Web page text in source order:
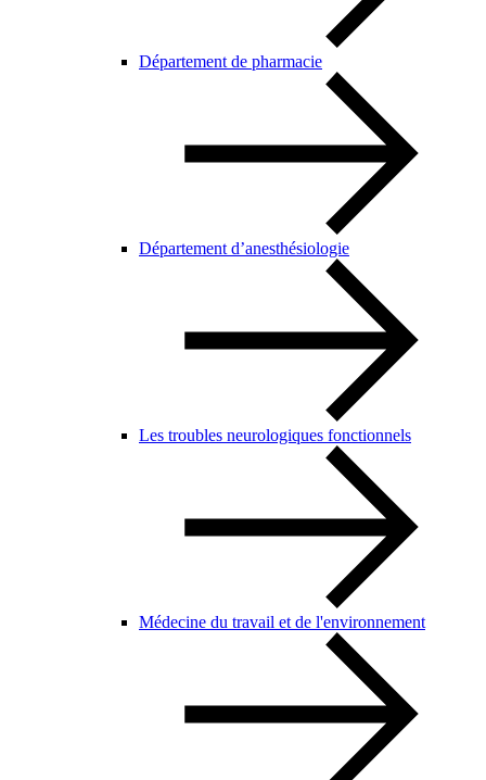
Département de pharmacie
Département d’anesthésiologie
Les troubles neurologiques fonctionnels
Médecine du travail et de l'environnement